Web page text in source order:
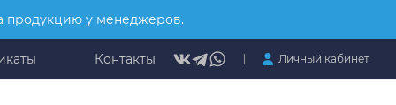
продукцию у менеджеров.
Контакты Личный кабинет